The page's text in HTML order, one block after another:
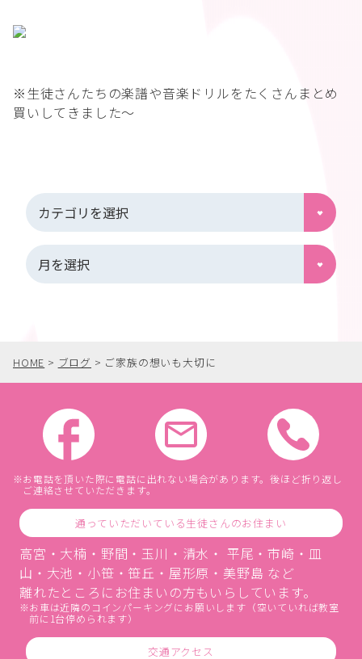
※生徒さんたちの楽譜や音楽ドリルをたくさんまとめ
買いしてきました～
HOME > ブログ > ご家族の想いも大切に
お電話を頂いた際に電話に出れない場合があります。後ほど折り返し
ご連絡させていただきます。
通っていただいている生徒さんのお住まい
高宮・大楠・野間・玉川・清水・ 平尾・市崎・皿
山・大池・小笹・笹丘・屋形原・美野島 など
離れたところにお住まいの方もいらしています。
お車は近隣のコインパーキングにお願いします（空いていれば教室
前に1台停められます）
交通アクセス